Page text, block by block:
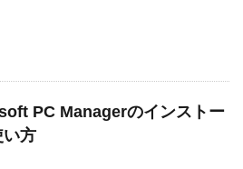
PC Managerのインストー
い方